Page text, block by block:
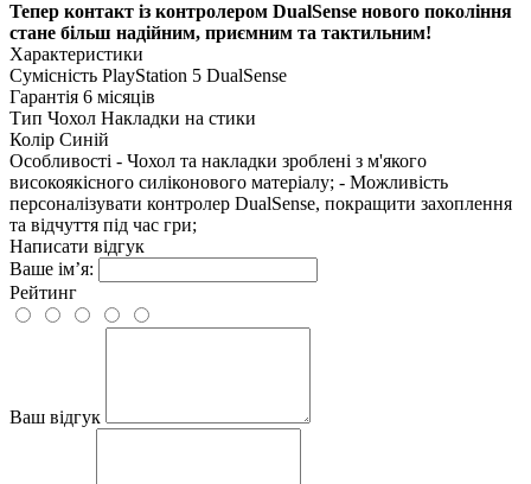
Тепер контакт із контролером DualSense нового покоління
стане більш надійним, приємним та тактильним!
Характеристики
Сумісність PlayStation 5 DualSense
Гарантія 6 місяців
Тип Чохол Накладки на стики
Колір Синій
Особливості - Чохол та накладки зроблені з м'якого
високоякісного силіконового матеріалу; - Можливість
персоналізувати контролер DualSense, покращити захоплення
та відчуття під час гри;
Написати відгук
Ваше ім’я:
Рейтинг
Ваш відгук